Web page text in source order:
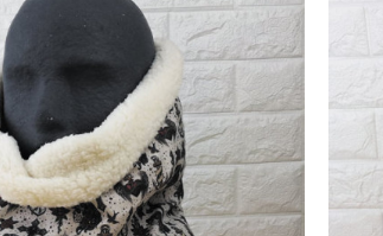
¡LO QUIERO! / DETALLES